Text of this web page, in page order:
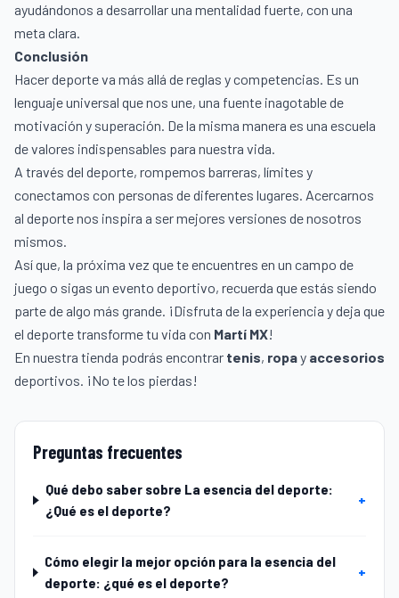
ayudándonos a desarrollar una mentalidad fuerte, con una
meta clara.
Conclusión
Hacer deporte va más allá de reglas y competencias. Es un
lenguaje universal que nos une, una fuente inagotable de
motivación y superación. De la misma manera es una escuela
de valores indispensables para nuestra vida.
A través del deporte, rompemos barreras, límites y
conectamos con personas de diferentes lugares. Acercarnos
al deporte nos inspira a ser mejores versiones de nosotros
mismos.
Así que, la próxima vez que te encuentres en un campo de
juego o sigas un evento deportivo, recuerda que estás siendo
parte de algo más grande. ¡Disfruta de la experiencia y deja que
el deporte transforme tu vida con Martí MX!
En nuestra tienda podrás encontrar tenis, ropay accesorios
deportivos. ¡No te los pierdas!
Preguntas frecuentes
Qué debo saber sobre La esencia del deporte:
¿Qué es el deporte?
+
Cómo elegir la mejor opción para la esencia del
deporte: ¿qué es el deporte?
+